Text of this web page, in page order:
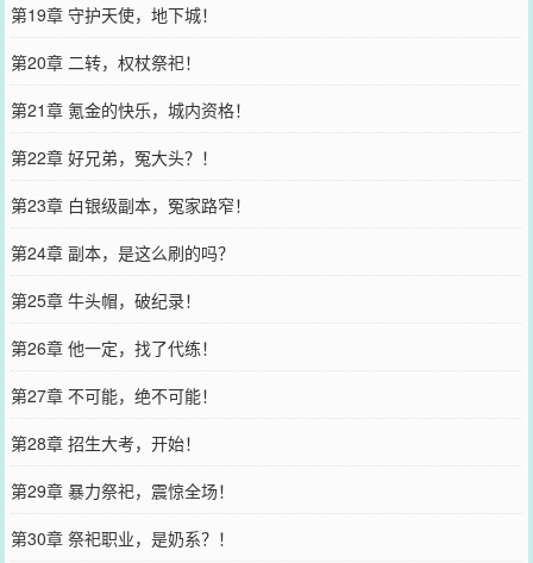
第19章 守护天使，地下城！
第20章 二转，权杖祭祀！
第21章 氪金的快乐，城内资格！
第22章 好兄弟，冤大头？！
第23章 白银级副本，冤家路窄！
第24章 副本，是这么刷的吗？
第25章 牛头帽，破纪录！
第26章 他一定，找了代练！
第27章 不可能，绝不可能！
第28章 招生大考，开始！
第29章 暴力祭祀，震惊全场！
第30章 祭祀职业，是奶系？！